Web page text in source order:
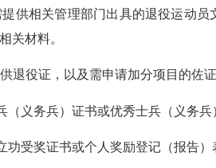
供相关管理部门出具的退役运动
关材料。
退役证，以及需申请加分项目的佐
（义务兵）证书或优秀士兵（义务兵
功受奖证书或个人奖励登记（报告）